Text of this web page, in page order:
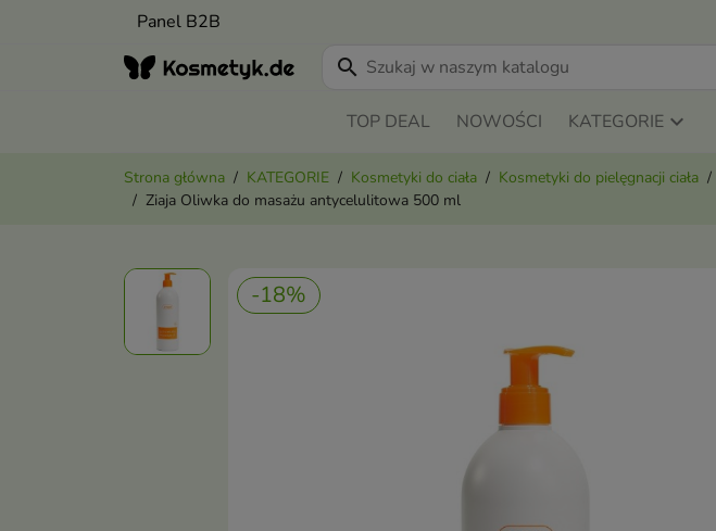
Panel B2B
search
TOP DEAL NOWOŚCI KATEGORIE
Strona główna KATEGORIE Kosmetyki do ciała Kosmetyki do pielęgnacji ciała
Ziaja Oliwka do masażu antycelulitowa 500 ml
-18%